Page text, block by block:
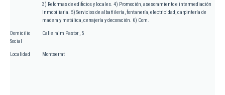
3) Reformas de edificios y locales. 4) Promoción, asesoramiento e intermediación
inmobiliaria. 5) Servicios de albañilería, fontanería, electricidad, carpintería de
madera y metálica, cerrajería y decoración. 6) Com.
Domicilio
Social
Calle raim Pastor , 5
Localidad Montserrat